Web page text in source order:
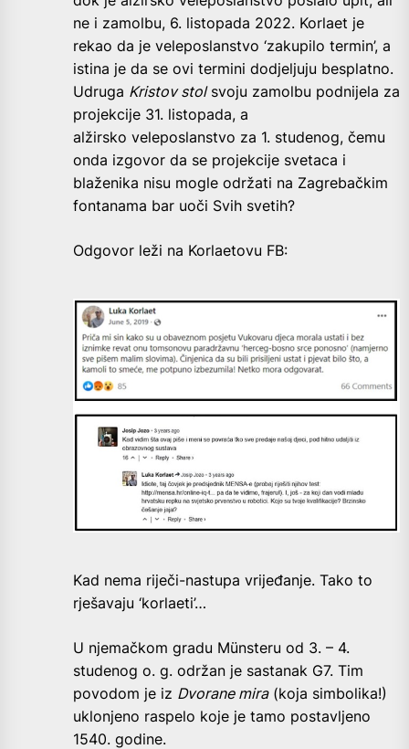
ne i zamolbu, 6. listopada 2022. Korlaet je
rekao da je veleposlanstvo ‘zakupilo termin’, a
istina je da se ovi termini dodjeljuju besplatno.
Udruga Kristov stolsvoju zamolbu podnijela za
projekcije 31. listopada, a
alžirsko veleposlanstvo za 1. studenog, čemu
onda izgovor da se projekcije svetaca i
blaženika nisu mogle održati na Zagrebačkim
fontanama bar uoči Svih svetih?
Odgovor leži na Korlaetovu FB:
Kad nema riječi-nastupa vrijeđanje. Tako to
rješavaju ‘korlaeti’…
U njemačkom gradu Münsteru od 3. – 4.
studenog o. g. održan je sastanak G7. Tim
povodom je iz Dvorane mira(koja simbolika!)
uklonjeno raspelo koje je tamo postavljeno
1540. godine.